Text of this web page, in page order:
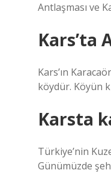
Antlaşması ve
Kars’ta
Kars’ın
köydür. Köyün
Karsta
Türkiye’nin
Günümüzde